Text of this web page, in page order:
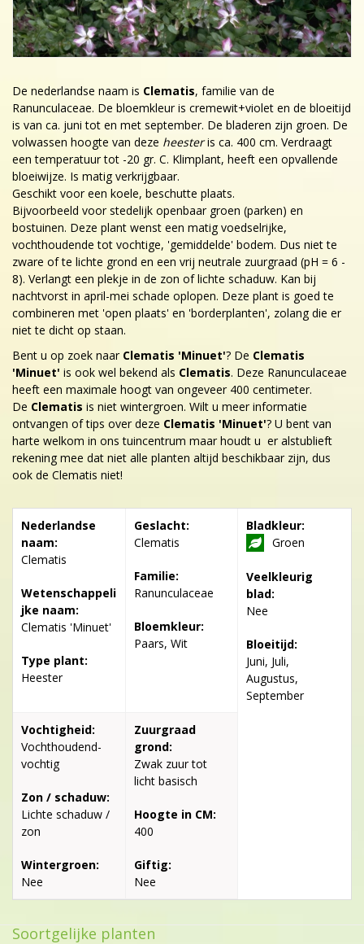
De nederlandse naam is Clematis, familie van de
Ranunculaceae. De bloemkleur is cremewit+violet en de bloeitijd
is van ca. juni tot en met september. De bladeren zijn groen. De
volwassen hoogte van deze heesteris ca. 400 cm. Verdraagt
een temperatuur tot -20 gr. C. Klimplant, heeft een opvallende
bloeiwijze. Is matig verkrijgbaar.
Geschikt voor een koele, beschutte plaats.
Bijvoorbeeld voor stedelijk openbaar groen (parken) en
bostuinen. Deze plant wenst een matig voedselrijke,
vochthoudende tot vochtige, 'gemiddelde' bodem. Dus niet te
zware of te lichte grond en een vrij neutrale zuurgraad (pH = 6 -
8). Verlangt een plekje in de zon of lichte schaduw. Kan bij
nachtvorst in april-mei schade oplopen. Deze plant is goed te
combineren met 'open plaats' en 'borderplanten', zolang die er
niet te dicht op staan.
Bent u op zoek naar Clematis 'Minuet'? De Clematis
'Minuet' is ook wel bekend als Clematis. Deze Ranunculaceae
heeft een maximale hoogt van ongeveer 400 centimeter.
De Clematis is niet wintergroen. Wilt u meer informatie
ontvangen of tips over deze Clematis 'Minuet'? U bent van
harte welkom in ons tuincentrum maar houdt u er alstublieft
rekening mee dat niet alle planten altijd beschikbaar zijn, dus
ook de Clematis niet!
Nederlandse
naam:
Clematis
Wetenschappeli
jke naam:
Clematis 'Minuet'
Type plant:
Heester
Geslacht:
Clematis
Familie:
Ranunculaceae
Bloemkleur:
Paars, Wit
Bladkleur:
Groen
Veelkleurig
blad:
Nee
Bloeitijd:
Juni, Juli,
Augustus,
September
Vochtigheid:
Vochthoudend-
vochtig
Zon / schaduw:
Lichte schaduw /
zon
Wintergroen:
Nee
Zuurgraad
grond:
Zwak zuur tot
licht basisch
Hoogte in CM:
400
Giftig:
Nee
Soortgelijke planten